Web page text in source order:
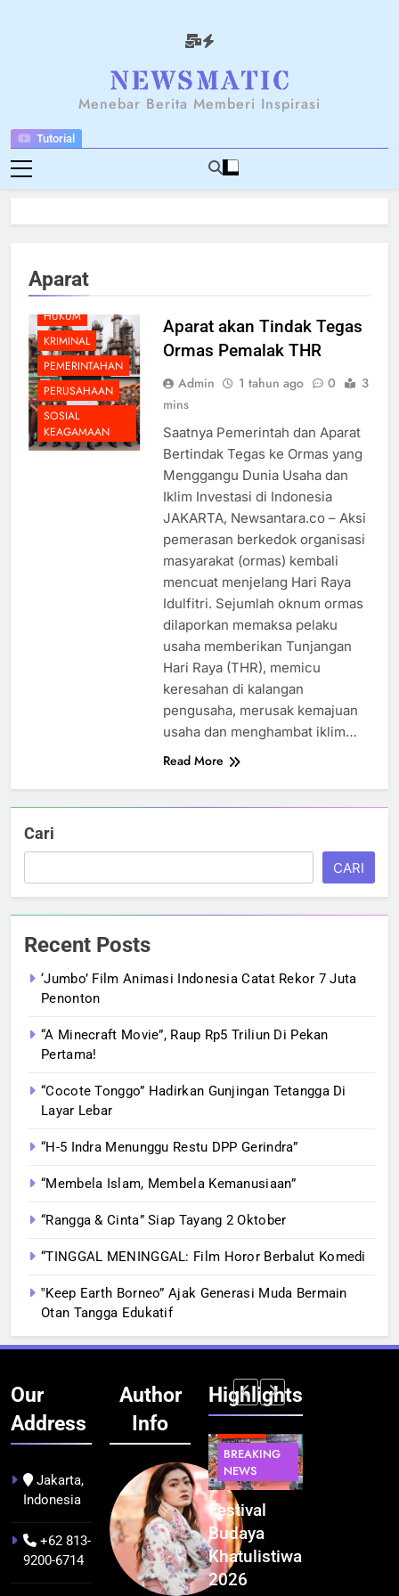
Tutorial
NEWSANTARA
Menebar Berita Memberi Inspirasi
Aparat
BREAKING NEWS
HUKUM
KRIMINAL
PEMERINTAHAN
PERUSAHAAN
SOSIAL
KEAGAMAAN
Aparat akan Tindak Tegas
Ormas Pemalak THR
Admin 1 tahun ago 0
3
mins
Saatnya Pemerintah dan Aparat
Bertindak Tegas ke Ormas yang
Menggangu Dunia Usaha dan
Iklim Investasi di Indonesia
JAKARTA, Newsantara.co – Aksi
pemerasan berkedok organisasi
masyarakat (ormas) kembali
mencuat menjelang Hari Raya
Idulfitri. Sejumlah oknum ormas
dilaporkan memaksa pelaku
usaha memberikan Tunjangan
Hari Raya (THR), memicu
keresahan di kalangan
pengusaha, merusak kemajuan
usaha dan menghambat iklim…
Read More
Cari
CARI
Recent Posts
‘Jumbo’ Film Animasi Indonesia Catat Rekor 7 Juta
Penonton
“A Minecraft Movie”, Raup Rp5 Triliun Di Pekan
Pertama!
“Cocote Tonggo” Hadirkan Gunjingan Tetangga Di
Layar Lebar
“H-5 Indra Menunggu Restu DPP Gerindra”
“Membela Islam, Membela Kemanusiaan”
“Rangga & Cinta” Siap Tayang 2 Oktober
“TINGGAL MENINGGAL: Film Horor Berbalut Komedi
‟Keep Earth Borneo” Ajak Generasi Muda Bermain
Otan Tangga Edukatif
Our
Address
Jakarta,
Indonesia
+62 813-
9200-6714
Author
Info
Highlights
BERITA
NEWS
Kualitas
Pramuwisata
Dukung
Peningkatan
TEKNOLOGI
Indonesia
Resmi
Bangun AI
Factory
BREAKING
NEWS
Festival
Budaya
Khatulistiwa
2026